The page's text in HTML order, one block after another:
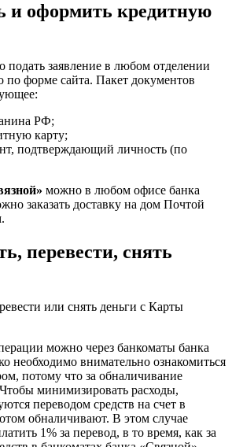
и оформить кредитную
подать заявление в любом отделении
по форме сайта. Пакет документов
РФ;
карту;
подтверждающий личность (по
можно в любом офисе банка
заказать доставку на дом Почтой
перевести, снять
можно через банкоматы банка
необходимо внимательно ознакомиться
потому что за обналичивание
минимизировать расходы,
переводом средств на счет в
обналичивают. В этом случае
1% за перевод, в то время, как за